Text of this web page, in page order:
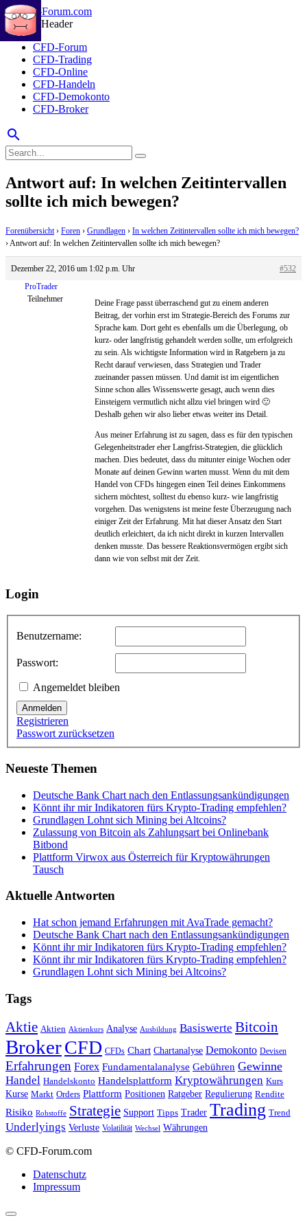
CFD-Forum
CFD-Trading
CFD-Online
CFD-Handeln
CFD-Demokonto
CFD-Broker
search
Antwort auf: In welchen Zeitintervallen
sollte ich mich bewegen?
Forenübersicht › Foren › Grundlagen › In welchen Zeitintervallen sollte ich mich bewegen?
›Antwort auf: In welchen Zeitintervallen sollte ich mich bewegen?
Dezember 22, 2016 um 1:02 p.m. Uhr
#532
ProTrader
Teilnehmer
Deine Frage passt überraschend gut zu einem anderen
Beitrag, der vorhin erst im Strategie-Bereich des Forums zur
Sprache kam. Dort geht es ebenfalls um die Überlegung, ob
kurz- oder langfristig gehandelt werden sollte, um erfolgreich
zu sein. Als wichtigste Information wird in Ratgebern ja zu
Recht darauf verwiesen, dass Strategien und Trader
zueinander passen müssen. Und damit ist im eigentlichen
Sinne schon alles Wissenswerte gesagt, auch wenn dies
Einsteigern vermutlich nicht allzu viel bringen wird 🙂
Deshalb gehen wir also lieber etwas weiter ins Detail.
Aus meiner Erfahrung ist zu sagen, dass es für den typischen
Gelegenheitstrader eher Langfrist-Strategien, die glücklich
machen. Dies bedeutet, dass du mitunter einige Wochen oder
Monate auf deinen Gewinn warten musst. Wenn du mit dem
Handel von CFDs hingegen einen Teil deines Einkommens
sichern möchtest, solltest du ebenso kurz- wie langfristig
vorgehen. Das wenigstens ist meine feste Überzeugung nach
einiger Zeit der Erfahrung. Mit hat dieser Ansatz den Start
deutlich erleichtert, da ich nicht direkt in kurzen Intervallen
denken musste. Das bessere Reaktionsvermögen ergibt sich
dann wie von selbst mit der Zeit.
Login
Benutzername:
Passwort:
Angemeldet bleiben
Anmelden
Registrieren
Passwort zurücksetzen
Neueste Themen
Deutsche Bank Chart nach den Entlassungsankündigungen
Könnt ihr mir Indikatoren fürs Krypto-Trading empfehlen?
Grundlagen Lohnt sich Mining bei Altcoins?
Zulassung von Bitcoin als Zahlungsart bei Onlinebank
Bitbond
Plattform Virwox aus Österreich für Kryptowährungen
Tausch
Aktuelle Antworten
Hat schon jemand Erfahrungen mit AvaTrade gemacht?
Deutsche Bank Chart nach den Entlassungsankündigungen
Könnt ihr mir Indikatoren fürs Krypto-Trading empfehlen?
Könnt ihr mir Indikatoren fürs Krypto-Trading empfehlen?
Grundlagen Lohnt sich Mining bei Altcoins?
Tags
Aktie Aktien Aktienkurs Analyse Ausbildung Basiswerte Bitcoin
BrokerCFD CFDs Chart Chartanalyse Demokonto Devisen
Erfahrungen Forex Fundamentalanalyse Gebühren Gewinne
Handel Handelskonto Handelsplattform Kryptowährungen Kurs
Kurse Markt Orders Plattform Positionen Ratgeber Regulierung Rendite
Risiko Rohstoffe Strategie Support Tipps Trader Trading Trend
Underlyings Verluste Volatilität Wechsel Währungen
© CFD-Forum.com
Datenschutz
Impressum